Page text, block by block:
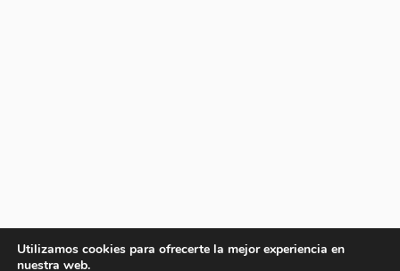
Utilizamos cookies para ofrecerte la mejor experiencia en
nuestra web.